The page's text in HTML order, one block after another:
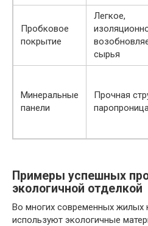
Пробковое
покрытие
Легкое,
сырья
Минеральные
панели
Прочная
Примеры успешных
экологичной отделкой
Во многих современных жилых
используют экологичные